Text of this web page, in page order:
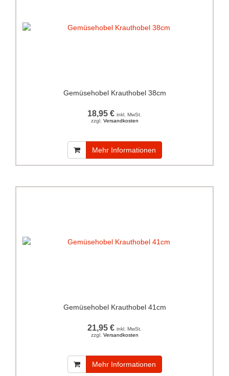
Gemüsehobel Krauthobel 38cm
18,95 € inkl. MwSt.
zzgl. Versandkosten
Mehr Informationen
Gemüsehobel Krauthobel 41cm
21,95 € inkl. MwSt.
zzgl. Versandkosten
Mehr Informationen